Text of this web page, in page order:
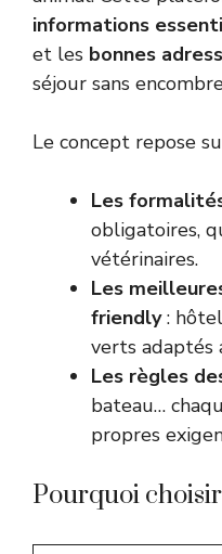
informations
et les bonnes
séjour sans
Le concept repose
Les
obligatoires,
vétérinaires.
Les
friendly:
verts adaptés
Les règles
bateau…
propres
Pourquoi